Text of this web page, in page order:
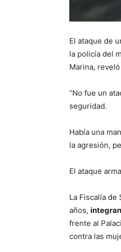
El ataque de
la policía del
Marina,
“No fue un
seguridad.
Había una
la agresión,
El ataque
La Fiscalía
años,
frente al
contra las